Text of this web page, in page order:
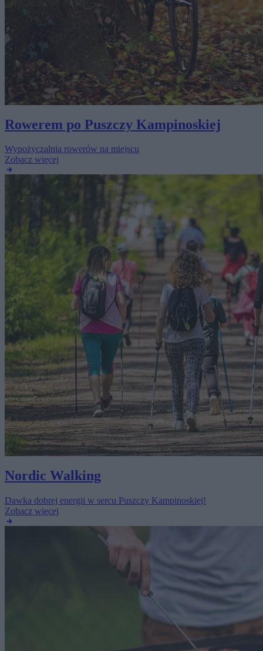
Rowerem po Puszczy Kampinoskiej
Wypożyczalnia rowerów na miejscu
Zobacz więcej
Nordic Walking
Dawka dobrej energii w sercu Puszczy Kampinoskiej!
Zobacz więcej